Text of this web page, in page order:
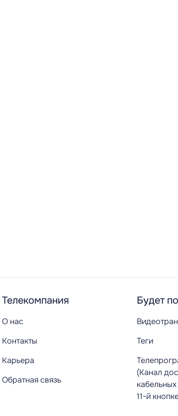
Телекомпания
О нас
Контакты
Карьера
Обратная связь
Будет
Теги
(Канал
11-й